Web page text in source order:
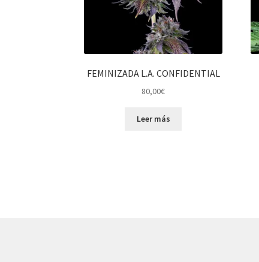
FEMINIZADA L.A. CONFIDENTIAL
80,00€
Leer más